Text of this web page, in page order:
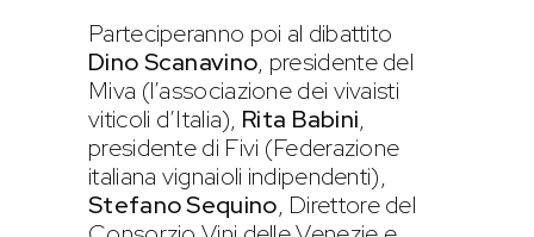
Parteciperanno poi al dibattito
Dino Scanavino, presidente del
Miva (l’associazione dei vivaisti
viticoli d’Italia), Rita Babini,
presidente di Fivi (Federazione
italiana vignaioli indipendenti),
Stefano Sequino, Direttore del